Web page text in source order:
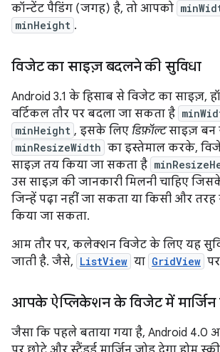
कॉन्टेंट पैडिंग (जगह) है, तो आपको
minHeight .
विजेट का साइज़ बदलने की सुविधा
Android 3.1 के हिसाब से विजेट का साइज़,
वर्टिकल तौर पर बदला जा सकता है
minHeight , इसके लिए डिफ़ॉल्टसाइज़ बन
minResizeWidth का इस्तेमाल करके,
साइज़ तय किया जा सकता है
उस साइज़ की जानकारी मिलनी चाहिए
जिन्हें पढ़ा नहीं जा सकता या किसी और तरह
किया जा सकता.
आम तौर पर, कलेक्शन विजेट के लिए यह
जाती है. जैसे, ListView या GridView
आपके ऐप्लिकेशन के विजेट में मार्जिन
जैसा कि पहले बताया गया है, Android 4.0